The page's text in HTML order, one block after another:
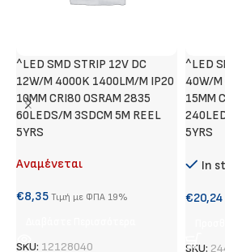
^LED SMD STRIP 12V DC
12W/M 4000K 1400LM/M IP20
10MM CRI80 OSRAM 2835
60LEDS/M 3SDCM 5M REEL
5YRS
Αναμένεται
€8,35 Τιμή με ΦΠΑ 19%
SKU: 12128040
^LED
40W/M
15MM
5YRS
In
€20,24
SKU: